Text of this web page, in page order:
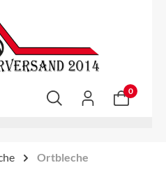
0
Ortbleche